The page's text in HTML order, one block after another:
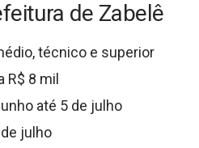
de Zabelê
técnico e superior
R$ 8 mil
até 5 de julho
julho